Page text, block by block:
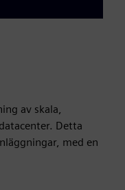
av skala,
Detta
med en